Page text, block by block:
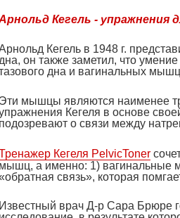
Кегель - упражнения
Кегель в 1948 г.
дна, он также заметил, что
дна и вагинальных
Эти мышцы являются наименее
Кегеля в основе
подозревают о связи между
Кегеля PelvicToner
мышц, а именно: 1) вагинальные
связь», которая
Известный врач Д-р Сара Брюре